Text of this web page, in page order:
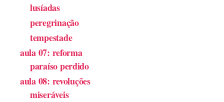
lusíadas
peregrinação
tempestade
aula 07: reforma
paraíso perdido
aula 08: revoluções
miseráveis